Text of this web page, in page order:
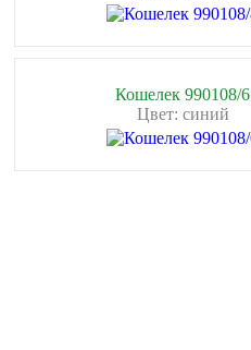
Кошелек 990108/6
Цвет: синий